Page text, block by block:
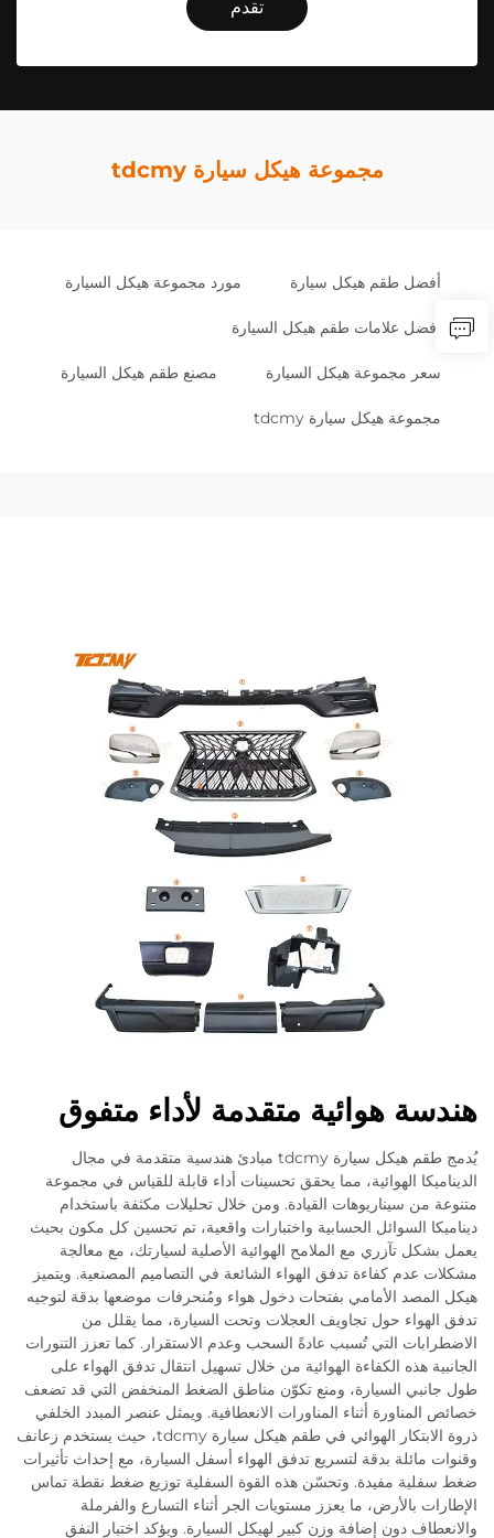
تقدم
مجموعة هيكل سيارة tdcmy
أفضل طقم هيكل سيارة مورد مجموعة هيكل السيارة
أفضل علامات طقم هيكل السيارة
سعر مجموعة هيكل السيارة مصنع طقم هيكل السيارة
مجموعة هيكل سيارة tdcmy
هندسة هوائية متقدمة لأداء متفوق
يُدمج طقم هيكل سيارة tdcmy مبادئ هندسية متقدمة في مجال
الديناميكا الهوائية، مما يحقق تحسينات أداء قابلة للقياس في مجموعة
متنوعة من سيناريوهات القيادة. ومن خلال تحليلات مكثفة باستخدام
ديناميكا السوائل الحسابية واختبارات واقعية، تم تحسين كل مكون بحيث
يعمل بشكل تآزري مع الملامح الهوائية الأصلية لسيارتك، مع معالجة
مشكلات عدم كفاءة تدفق الهواء الشائعة في التصاميم المصنعية. ويتميز
هيكل المصد الأمامي بفتحات دخول هواء ومُنحرفات موضعها بدقة لتوجيه
تدفق الهواء حول تجاويف العجلات وتحت السيارة، مما يقلل من
الاضطرابات التي تُسبب عادةً السحب وعدم الاستقرار. كما تعزز التنورات
الجانبية هذه الكفاءة الهوائية من خلال تسهيل انتقال تدفق الهواء على
طول جانبي السيارة، ومنع تكوّن مناطق الضغط المنخفض التي قد تضعف
خصائص المناورة أثناء المناورات الانعطافية. ويمثل عنصر المبدد الخلفي
ذروة الابتكار الهوائي في طقم هيكل سيارة tdcmy، حيث يستخدم زعانف
وقنوات مائلة بدقة لتسريع تدفق الهواء أسفل السيارة، مع إحداث تأثيرات
ضغط سفلية مفيدة. وتحسّن هذه القوة السفلية توزيع ضغط نقطة تماس
الإطارات بالأرض، ما يعزز مستويات الجر أثناء التسارع والفرملة
والانعطاف دون إضافة وزن كبير لهيكل السيارة. ويؤكد اختبار النفق